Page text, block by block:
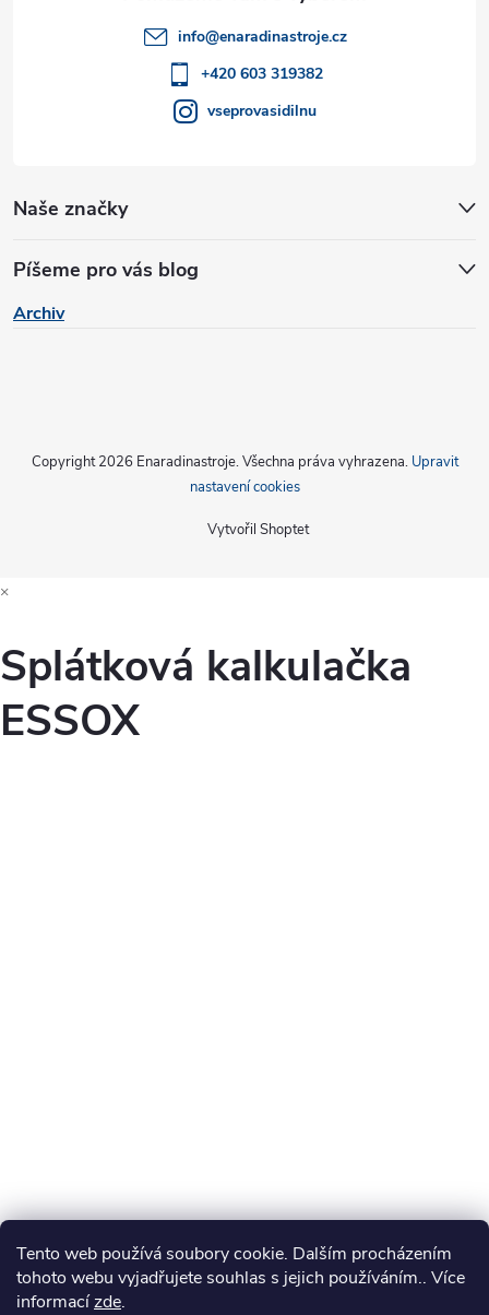
Tento web používá soubory cookie. Dalším procházením
tohoto webu vyjadřujete souhlas s jejich používáním.. Více
informacízde.
Naše značky
Píšeme pro vás blog
Archiv
info@enaradinastroje.cz
+420 603 319382
vseprovasidilnu
Vytvořil Shoptet
Copyright 2026 Enaradinastroje. Všechna práva vyhrazena. Upravit
nastavení cookies
×
Splátková kalkulačka
ESSOX